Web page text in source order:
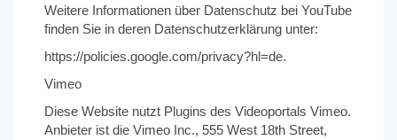
Weitere Informationen über Datenschutz bei YouTube
finden Sie in deren Datenschutzerklärung unter:
https://policies.google.com/privacy?hl=de.
Vimeo
Diese Website nutzt Plugins des Videoportals Vimeo.
Anbieter ist die Vimeo Inc., 555 West 18th Street,